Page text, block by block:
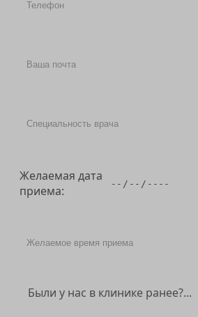
Желаемая дата
приема: